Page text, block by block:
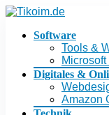
Software
Tools &
Digitales &
Amazon